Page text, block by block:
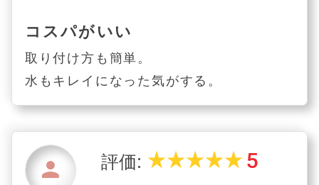
コスパがいい
取り付け方も簡単。
水もキレイになった気がする。
person 評価: star_ratestar_ratestar_ratestar_ratestar_rate 5